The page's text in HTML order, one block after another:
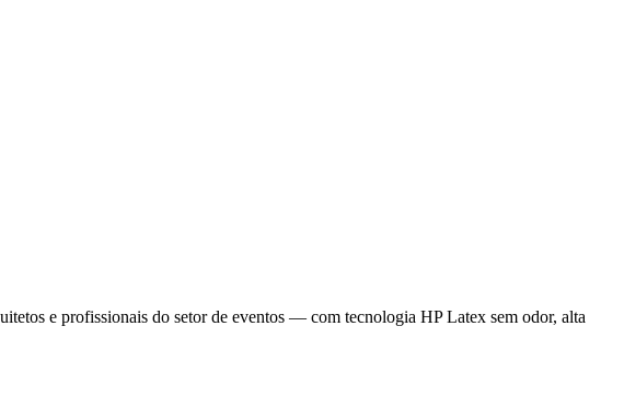
e profissionais do setor de eventos — com tecnologia HP Latex sem odor, alta